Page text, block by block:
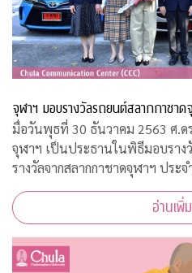
จุฬาฯ มอบรางวัลรถยนต์สลากกาชาด
มื่อวันพุธที่ 30 ธันวาคม 2563 ศ.
จุฬาฯ เป็นประธานในพิธีมอบราง
รางวัลจากสลากกาชาดจุฬาฯ ประ
มหาวิทยาลัยและคณะกรรมการด
กาชาด ปี 2563 ร่วมแสดงความยิน
อ่านเพิ่